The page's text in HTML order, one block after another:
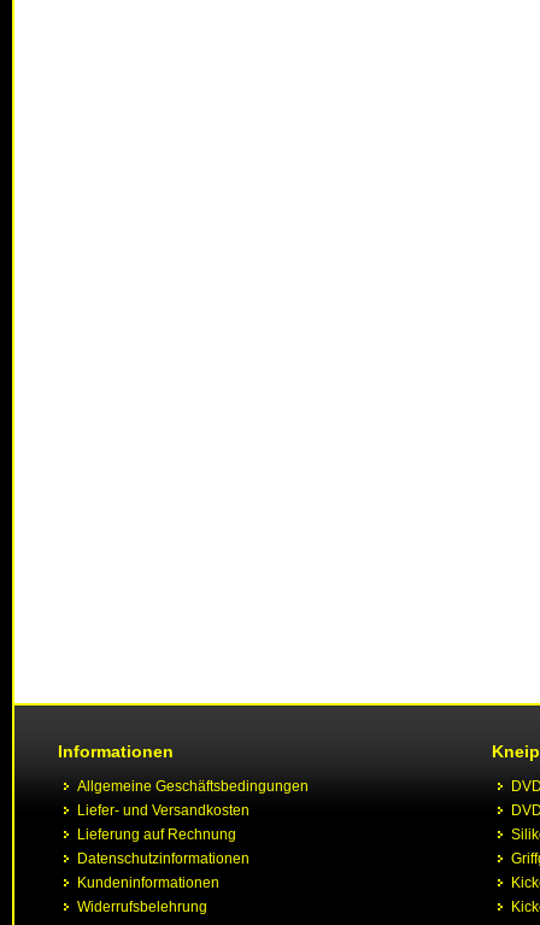
Informationen
Allgemeine Geschäftsbedingungen
Liefer- und Versandkosten
Lieferung auf Rechnung
Datenschutzinformationen
Kundeninformationen
Widerrufsbelehrung